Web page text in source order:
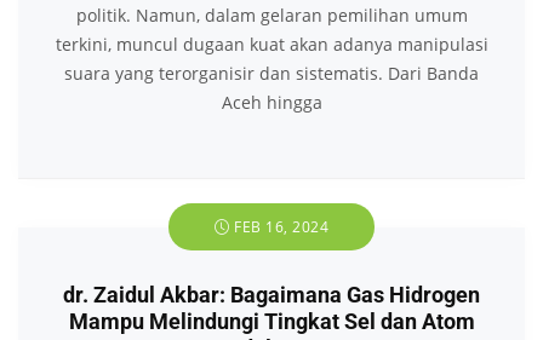
politik. Namun, dalam gelaran pemilihan umum
terkini, muncul dugaan kuat akan adanya manipulasi
suara yang terorganisir dan sistematis. Dari Banda
Aceh hingga
FEB 16, 2024
dr. Zaidul Akbar: Bagaimana Gas Hidrogen
Mampu Melindungi Tingkat Sel dan Atom